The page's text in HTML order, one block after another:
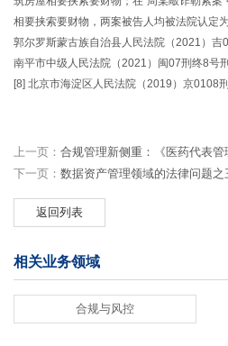
相要挟索要财物，两案被告人均被法院认定
郭尔罗斯蒙古族自治县人民法院（2021）
南平市中级人民法院（2021）闽07刑终8号
[8] 北京市海淀区人民法院（2019）京0108
上一页： 合规管理新侧重：《医药代表管
下一页： 数据资产管理领域的法律问题之
返回列表
相关业务领域
合规与风控